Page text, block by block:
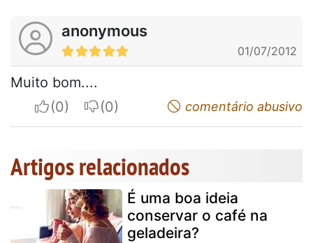
anonymous
01/07/2012
Muito bom....
I apreciateI do not appreciatecomentário abusivo
Artigos relacionados
É uma boa ideia
conservar o café na
geladeira?